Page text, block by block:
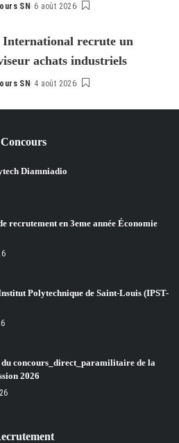
SN 6 août 2026
International recrute un
achats industriels
SN 4 août 2026
Concours
Diamniadio
recrutement en 3eme année Économie
Polytechnique de Saint-Louis (IPST-
concours_direct_paramilitaire de la
2026